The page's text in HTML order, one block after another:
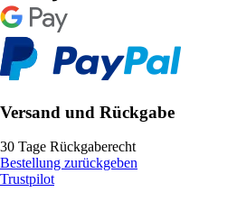
Versand und Rückgabe
30 Tage Rückgaberecht
Bestellung zurückgeben
Trustpilot